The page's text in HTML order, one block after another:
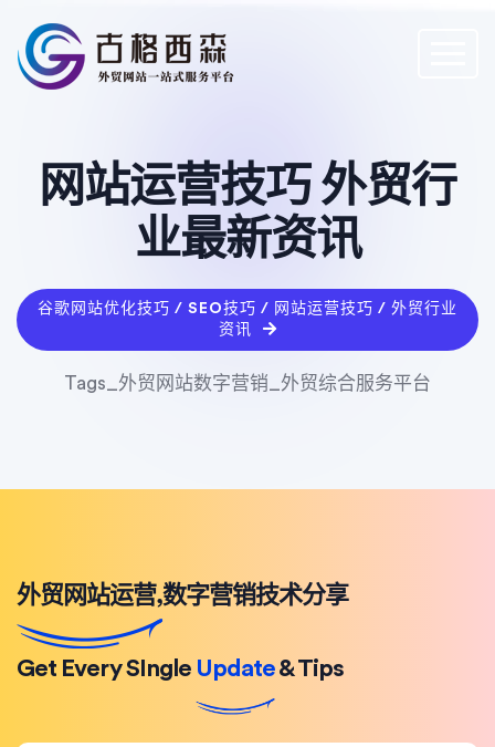
网站运营技巧 外贸行
业最新资讯
谷歌网站优化技巧 / SEO技巧 / 网站运营技巧 / 外贸行业
资讯
Tags_外贸网站数字营销_外贸综合服务平台
外贸网站运营,数字营销技术分享
Get Every SIngle Update& Tips